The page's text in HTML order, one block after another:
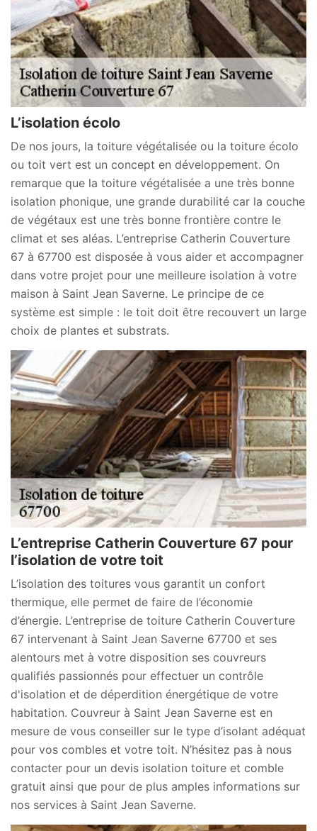
L’isolation écolo
De nos jours, la toiture végétalisée ou la toiture écolo
ou toit vert est un concept en développement. On
remarque que la toiture végétalisée a une très bonne
isolation phonique, une grande durabilité car la couche
de végétaux est une très bonne frontière contre le
climat et ses aléas. L’entreprise Catherin Couverture
67 à 67700 est disposée à vous aider et accompagner
dans votre projet pour une meilleure isolation à votre
maison à Saint Jean Saverne. Le principe de ce
système est simple : le toit doit être recouvert un large
choix de plantes et substrats.
L’entreprise Catherin Couverture 67 pour
l’isolation de votre toit
L’isolation des toitures vous garantit un confort
thermique, elle permet de faire de l’économie
d’énergie. L’entreprise de toiture Catherin Couverture
67 intervenant à Saint Jean Saverne 67700 et ses
alentours met à votre disposition ses couvreurs
qualifiés passionnés pour effectuer un contrôle
d'isolation et de déperdition énergétique de votre
habitation. Couvreur à Saint Jean Saverne est en
mesure de vous conseiller sur le type d’isolant adéquat
pour vos combles et votre toit. N’hésitez pas à nous
contacter pour un devis isolation toiture et comble
gratuit ainsi que pour de plus amples informations sur
nos services à Saint Jean Saverne.